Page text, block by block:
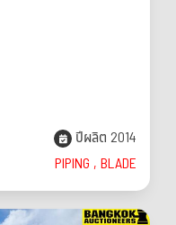
ปีผลิต 2014
PIPING , BLADE